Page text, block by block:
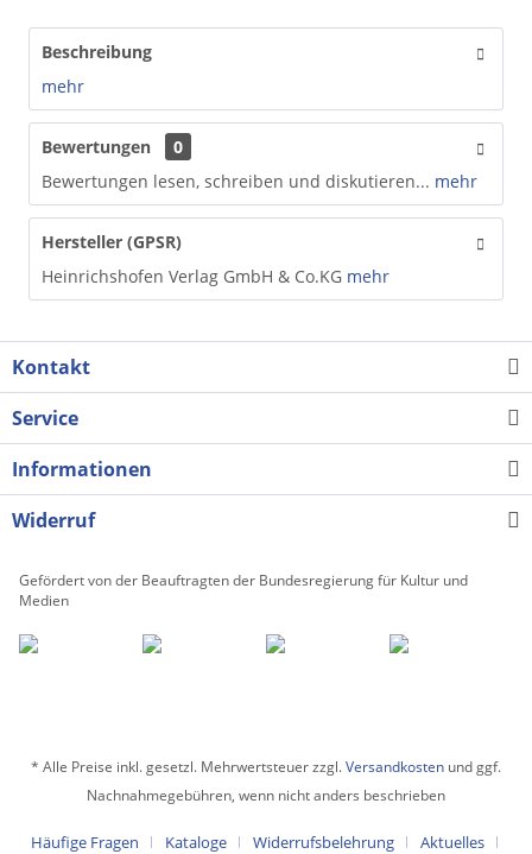
Beschreibung
mehr
Bewertungen
0
Bewertungen lesen, schreiben und diskutieren... mehr
Hersteller (GPSR)
Heinrichshofen Verlag GmbH & Co.KG mehr
Kontakt
Service
Informationen
Widerruf
Gefördert von der Beauftragten der Bundesregierung für Kultur und
Medien
* Alle Preise inkl. gesetzl. Mehrwertsteuer zzgl.Versandkosten und ggf.
Nachnahmegebühren, wenn nicht anders beschrieben
Häufige Fragen Kataloge Widerrufsbelehrung Aktuelles